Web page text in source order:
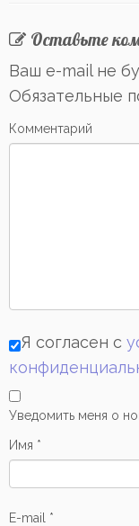
Оставьте
Ваш e-mail не
Обязательные
Комментарий
Я согласен с
Уведомить меня о
Имя *
E-mail *